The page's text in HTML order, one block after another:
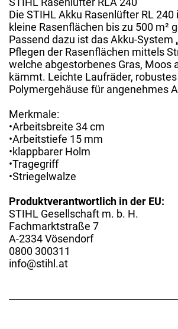
Die STIHL Akku Rasenlüfter RL
kleine Rasenflächen bis zu 500 m²
Passend dazu ist das Akku-System
Pflegen der Rasenflächen mittels
welche abgestorbenes Gras, Moos
kämmt. Leichte Laufräder, robustes
Polymergehäuse für angenehmes
Merkmale:
•Arbeitsbreite 34 cm
•Arbeitstiefe 15 mm
•klappbarer Holm
•Tragegriff
•Striegelwalze
Produktverantwortlich in der EU:
STIHL Gesellschaft m. b. H.
Fachmarktstraße 7
A-2334 Vösendorf
0800 300311
info@stihl.at